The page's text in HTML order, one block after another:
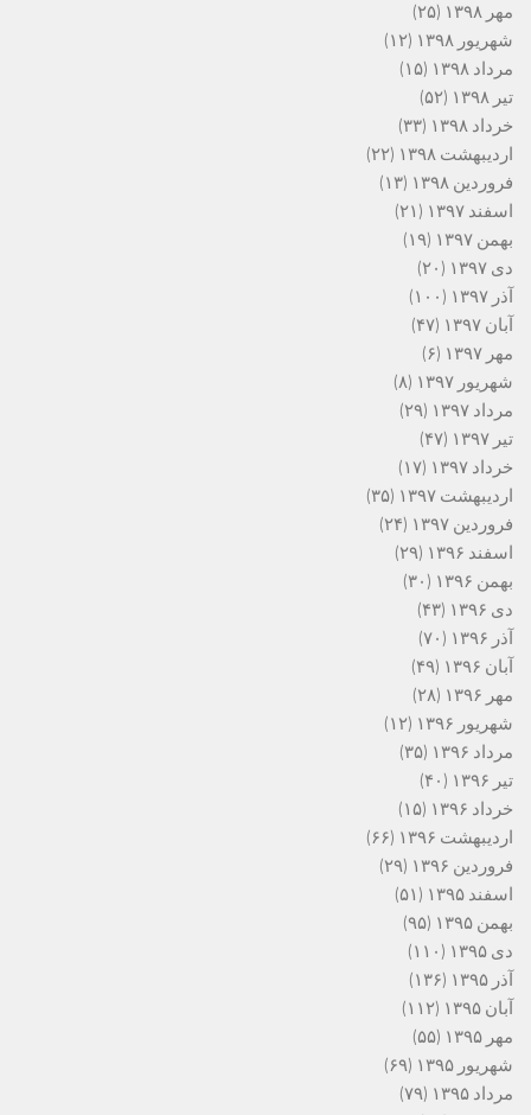
مهر ۱۳۹۸
(۲۵)
شهریور ۱۳۹۸
(۱۲)
مرداد ۱۳۹۸
(۱۵)
تیر ۱۳۹۸
(۵۲)
خرداد ۱۳۹۸
(۳۳)
اردیبهشت ۱۳۹۸
(۲۲)
فروردین ۱۳۹۸
(۱۳)
اسفند ۱۳۹۷
(۲۱)
بهمن ۱۳۹۷
(۱۹)
دی ۱۳۹۷
(۲۰)
آذر ۱۳۹۷
(۱۰۰)
آبان ۱۳۹۷
(۴۷)
مهر ۱۳۹۷
(۶)
شهریور ۱۳۹۷
(۸)
مرداد ۱۳۹۷
(۲۹)
تیر ۱۳۹۷
(۴۷)
خرداد ۱۳۹۷
(۱۷)
اردیبهشت ۱۳۹۷
(۳۵)
فروردین ۱۳۹۷
(۲۴)
اسفند ۱۳۹۶
(۲۹)
بهمن ۱۳۹۶
(۳۰)
دی ۱۳۹۶
(۴۳)
آذر ۱۳۹۶
(۷۰)
آبان ۱۳۹۶
(۴۹)
مهر ۱۳۹۶
(۲۸)
شهریور ۱۳۹۶
(۱۲)
مرداد ۱۳۹۶
(۳۵)
تیر ۱۳۹۶
(۴۰)
خرداد ۱۳۹۶
(۱۵)
اردیبهشت ۱۳۹۶
(۶۶)
فروردین ۱۳۹۶
(۲۹)
اسفند ۱۳۹۵
(۵۱)
بهمن ۱۳۹۵
(۹۵)
دی ۱۳۹۵
(۱۱۰)
آذر ۱۳۹۵
(۱۳۶)
آبان ۱۳۹۵
(۱۱۲)
مهر ۱۳۹۵
(۵۵)
شهریور ۱۳۹۵
(۶۹)
مرداد ۱۳۹۵
(۷۹)